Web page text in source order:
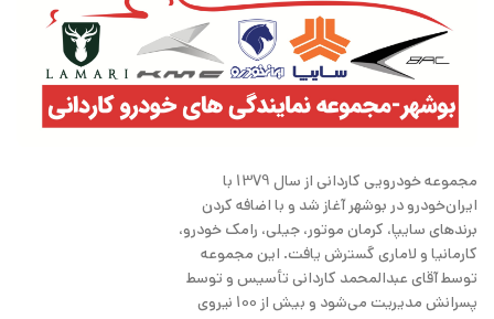
مجموعه خودرویی کاردانی از سال 1379 با
ایران‌خودرو در بوشهر آغاز شد و با اضافه کردن
برندهای سایپا، کرمان موتور، جیلی، رامک خودرو،
کارمانیا و لاماری گسترش یافت. این مجموعه
توسط آقای عبدالمحمد کاردانی تأسیس و توسط
پسرانش مدیریت می‌شود و بیش از 100 نیروی